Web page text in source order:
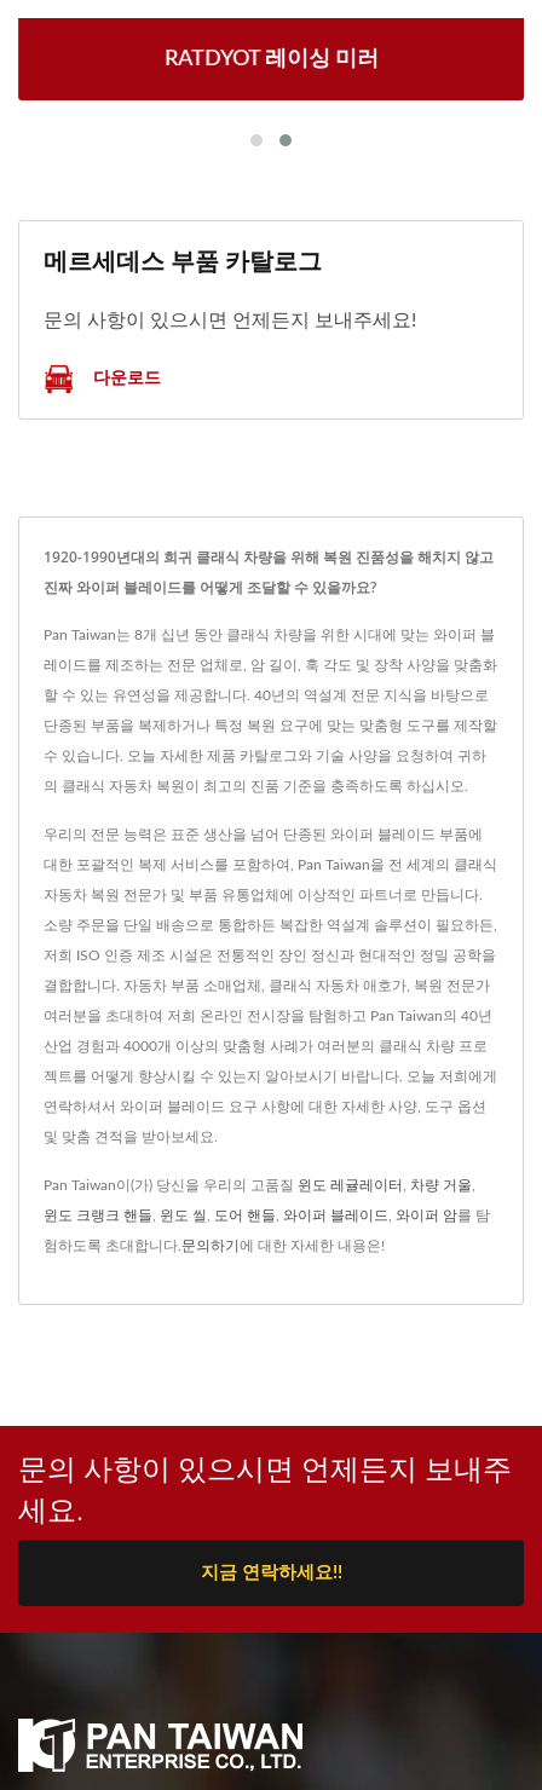
RATDYOT 레이싱 미러
메르세데스 부품 카탈로그
문의 사항이 있으시면 언제든지 보내주세요!
다운로드
1920-1990년대의 희귀 클래식 차량을 위해 복원 진품성을 해치지 않고
진짜 와이퍼 블레이드를 어떻게 조달할 수 있을까요?
Pan Taiwan는 8개 십년 동안 클래식 차량을 위한 시대에 맞는 와이퍼 블
레이드를 제조하는 전문 업체로, 암 길이, 훅 각도 및 장착 사양을 맞춤화
할 수 있는 유연성을 제공합니다. 40년의 역설계 전문 지식을 바탕으로
단종된 부품을 복제하거나 특정 복원 요구에 맞는 맞춤형 도구를 제작할
수 있습니다. 오늘 자세한 제품 카탈로그와 기술 사양을 요청하여 귀하
의 클래식 자동차 복원이 최고의 진품 기준을 충족하도록 하십시오.
우리의 전문 능력은 표준 생산을 넘어 단종된 와이퍼 블레이드 부품에
대한 포괄적인 복제 서비스를 포함하여, Pan Taiwan을 전 세계의 클래식
자동차 복원 전문가 및 부품 유통업체에 이상적인 파트너로 만듭니다.
소량 주문을 단일 배송으로 통합하든 복잡한 역설계 솔루션이 필요하든,
저희 ISO 인증 제조 시설은 전통적인 장인 정신과 현대적인 정밀 공학을
결합합니다. 자동차 부품 소매업체, 클래식 자동차 애호가, 복원 전문가
여러분을 초대하여 저희 온라인 전시장을 탐험하고 Pan Taiwan의 40년
산업 경험과 4000개 이상의 맞춤형 사례가 여러분의 클래식 차량 프로
젝트를 어떻게 향상시킬 수 있는지 알아보시기 바랍니다. 오늘 저희에게
연락하셔서 와이퍼 블레이드 요구 사항에 대한 자세한 사양, 도구 옵션
및 맞춤 견적을 받아보세요.
Pan Taiwan이(가) 당신을 우리의 고품질 윈도 레귤레이터 차량 거울
윈도 크랭크 핸들 윈도 씰 도어 핸들 와이퍼 블레이드 와이퍼 암를 탐
험하도록 초대합니다. 문의하기 에 대한 자세한 내용은!
문의 사항이 있으시면 언제든지 보내주
세요.
지금 연락하세요!!